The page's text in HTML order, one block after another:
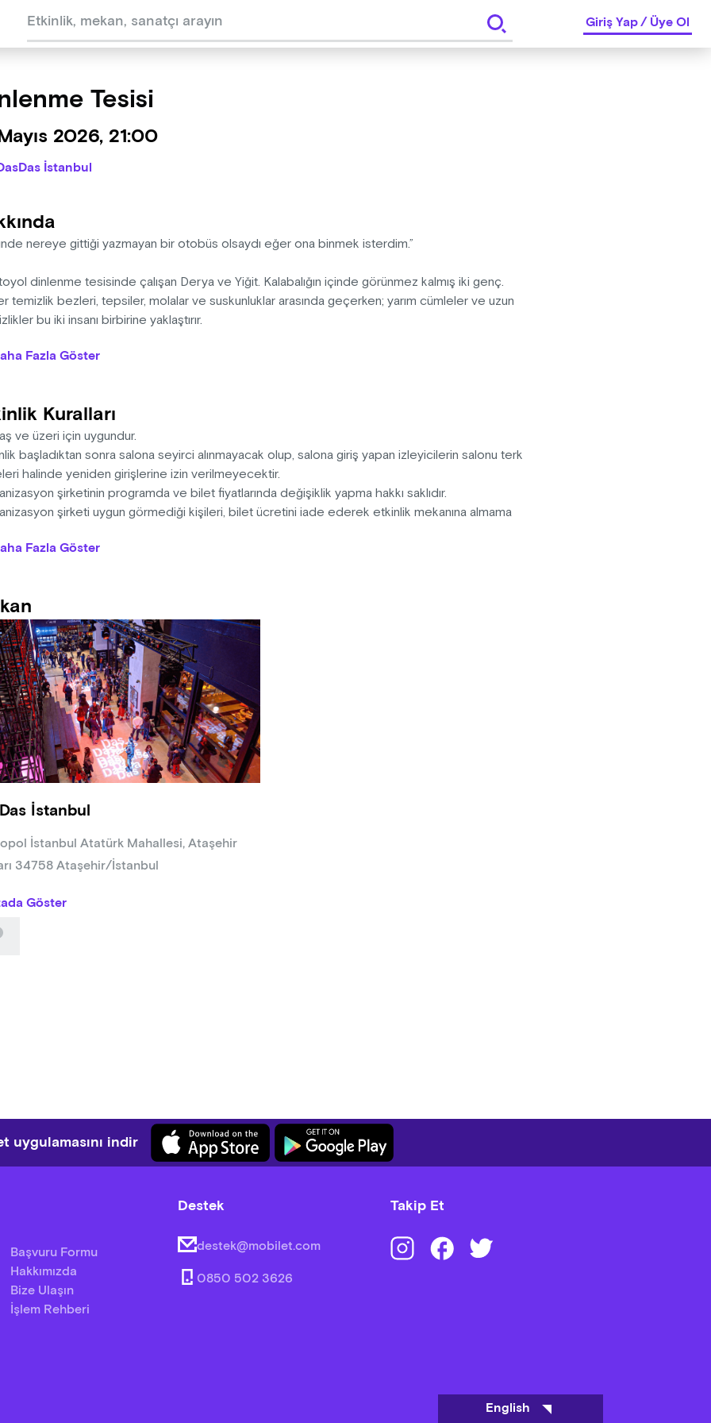
Giriş Yap/Üye Ol
Tesisi
2026, 21:00
İstanbul
nereye gittiği yazmayan bir otobüs olsaydı eğer ona binmek isterdim.”
dinlenme tesisinde çalışan Derya ve Yiğit. Kalabalığın içinde görünmez kalmış iki genç.
temizlik bezleri, tepsiler, molalar ve suskunluklar arasında geçerken; yarım cümleler ve uzun
bu iki insanı birbirine yaklaştırır.
yaralar çıkar ortaya. Gündelik hayatın sıradanlığı içinde biriken duyguların, dinlenme tesisinin
Karasu
Bayraktar
Teymur
Özgen
Akbey
Bayraktar-Kahraman Kaya
Türü Trajedi, Dram
60 dakika
Fazla Göster
Kuralları
ve üzeri için uygundur.
başladıktan sonra salona seyirci alınmayacak olup, salona giriş yapan izleyicilerin salonu terk
halinde yeniden girişlerine izin verilmeyecektir.
şirketinin programda ve bilet fiyatlarında değişiklik yapma hakkı saklıdır.
şirketi uygun görmediği kişileri, bilet ücretini iade ederek etkinlik mekanına almama
alınan biletlerde iade ve değişiklik yapılmamaktadır.
Fazla Göster
İstanbul
İstanbul Atatürk Mahallesi, Ataşehir
34758 Ataşehir/İstanbul
Göster
uygulamasını indir
Başvuru Formu
Hakkımızda
Bize Ulaşın
İşlem Rehberi
Destek
destek@mobilet.com
0850 502 3626
Takip Et
English